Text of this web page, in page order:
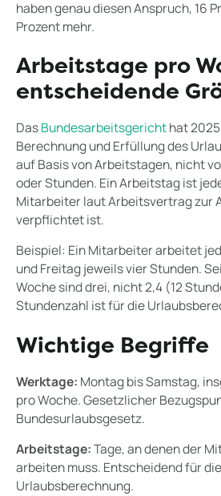
haben genau diesen Anspruch, 16
Prozent mehr.
Arbeitstage pro
entscheidende
DasBundesarbeitsgerichthat
Berechnung und Erfüllung des
auf Basis von Arbeitstagen, nicht
oder Stunden. Ein Arbeitstag ist
Mitarbeiter laut Arbeitsvertrag zur
verpflichtet ist.
Beispiel: Ein Mitarbeiter arbeitet
und Freitag jeweils vier Stunden.
Woche sind drei, nicht 2,4 (12
Stundenzahl ist für die
Wichtige Begriffe
Werktage: Montag bis Samstag,
pro Woche. Gesetzlicher
Bundesurlaubsgesetz.
Arbeitstage:Tage, an denen der
arbeiten muss. Entscheidend für
Urlaubsberechnung.